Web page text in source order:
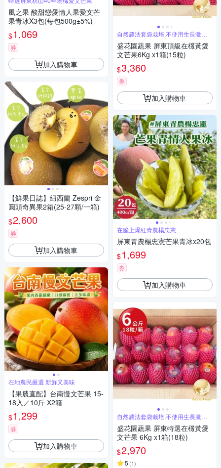
風之果 酸甜戀愛情人果愛文芒
果青冰X3包(每包500g±5%)
$1,069
券
加入購物車
【鮮果日誌】紐西蘭 Zespri 金
圓頭奇異果2箱(25-27顆/一箱)
$2,600
券
加入購物車
在地農民嚴選 新鮮又美味
【果農直配】台南慢文芒果 15-
18入／10斤 X2箱
$1,299
券
加入購物車
自然農法套袋栽培,不使用生長激素
催熟
盛花園蔬果 屏東頂級在欉黃愛
文芒果6Kg x1箱(15粒)
$3,360
券
加入購物車
在脆上爆紅青農楊忠憲
屏東青農楊忠憲芒果青冰x20包
$1,699
券
加入購物車
自然農法套袋栽培,不使用生長激素
催熟
盛花園蔬果 屏東特選在欉黃愛
文芒果 6Kg x1箱(18粒)
$2,970
5 (1)